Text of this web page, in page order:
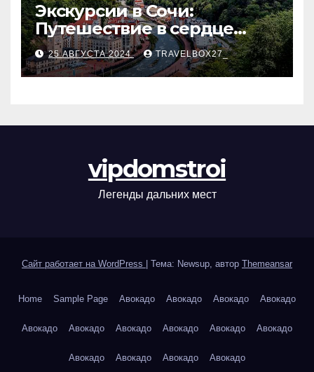
Экскурсии в Сочи:
Путешествие в сердце
Черноморского курорта
25 АВГУСТА 2024 TRAVELBOX27_
vipdomstroi
Легенды дальних мест
Сайт работает на WordPress Тема: Newsup, автор Themeansar
Home Sample Page Авокадо Авокадо Авокадо Авокадо
Авокадо Авокадо Авокадо Авокадо Авокадо Авокадо
Авокадо Авокадо Авокадо Авокадо